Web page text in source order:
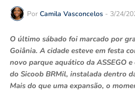
Por Camila Vasconcelos - 3/24/
O último sábado foi marcado por
Goiânia. A cidade esteve em festa
novo parque aquático da ASSEGO
do Sicoob BRMil, instalada dentro
Mais do que uma expansão, o